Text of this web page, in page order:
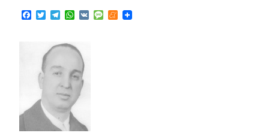
Facebook
TwitterTelegram
WhatsApp
VK MessageMeneame